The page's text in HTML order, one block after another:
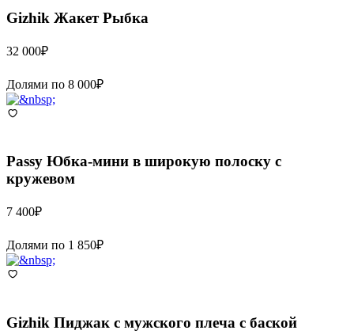
Gizhik Жакет Рыбка
32 000₽
Долями по 8 000₽
Passy Юбка-мини в широкую полоску с
кружевом
7 400₽
Долями по 1 850₽
Gizhik Пиджак с мужского плеча с баской